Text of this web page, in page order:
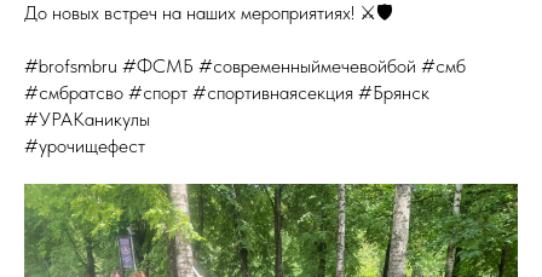
До новых встреч на наших мероприятиях! ⚔🛡
#brofsmbru #ФСМБ #современныймечевойбой #смб
#смбратсво #спорт #спортивнаясекция #Брянск
#УРАКаникулы
#урочищефест